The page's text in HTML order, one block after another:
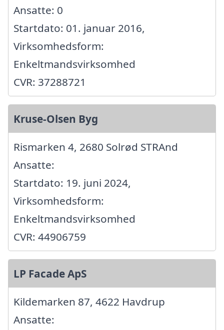
Ansatte: 0
Startdato: 01. januar 2016,
Virksomhedsform:
Enkeltmandsvirksomhed
CVR: 37288721
Kruse-Olsen Byg
Rismarken 4, 2680 Solrød STRAnd
Ansatte:
Startdato: 19. juni 2024,
Virksomhedsform:
Enkeltmandsvirksomhed
CVR: 44906759
LP Facade ApS
Kildemarken 87, 4622 Havdrup
Ansatte: